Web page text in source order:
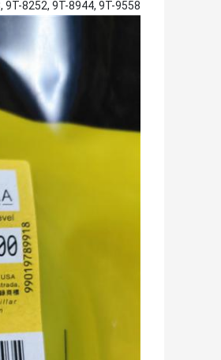
9T-8252, 9T-8944, 9T-9558